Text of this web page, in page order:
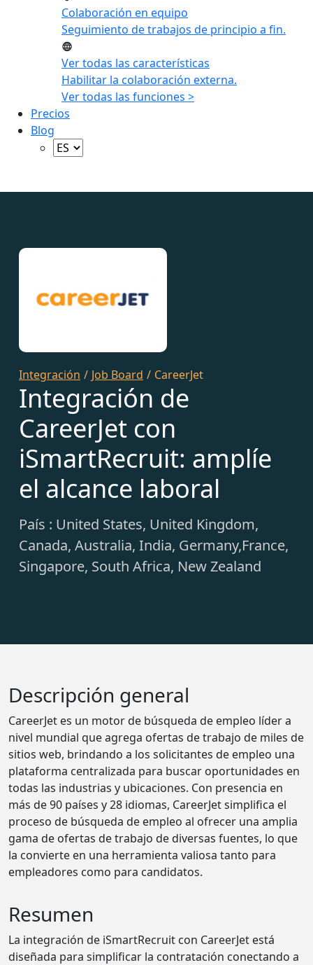
Colaboración en equipo
Seguimiento de trabajos de principio a fin.
Ver todas las características
Habilitar la colaboración externa.
Ver todas las funciones >
Precios
Blog
Integración / Job Board / CareerJet
Integración de
CareerJet con
iSmartRecruit: amplíe
el alcance laboral
País : United States, United Kingdom,
Canada, Australia, India, Germany,France,
Singapore, South Africa, New Zealand
Descripción general
CareerJet es un motor de búsqueda de empleo líder a
nivel mundial que agrega ofertas de trabajo de miles de
sitios web, brindando a los solicitantes de empleo una
plataforma centralizada para buscar oportunidades en
todas las industrias y ubicaciones. Con presencia en
más de 90 países y 28 idiomas, CareerJet simplifica el
proceso de búsqueda de empleo al ofrecer una amplia
gama de ofertas de trabajo de diversas fuentes, lo que
la convierte en una herramienta valiosa tanto para
empleadores como para candidatos.
Resumen
La integración de iSmartRecruit con CareerJet está
diseñada para simplificar la contratación conectando a